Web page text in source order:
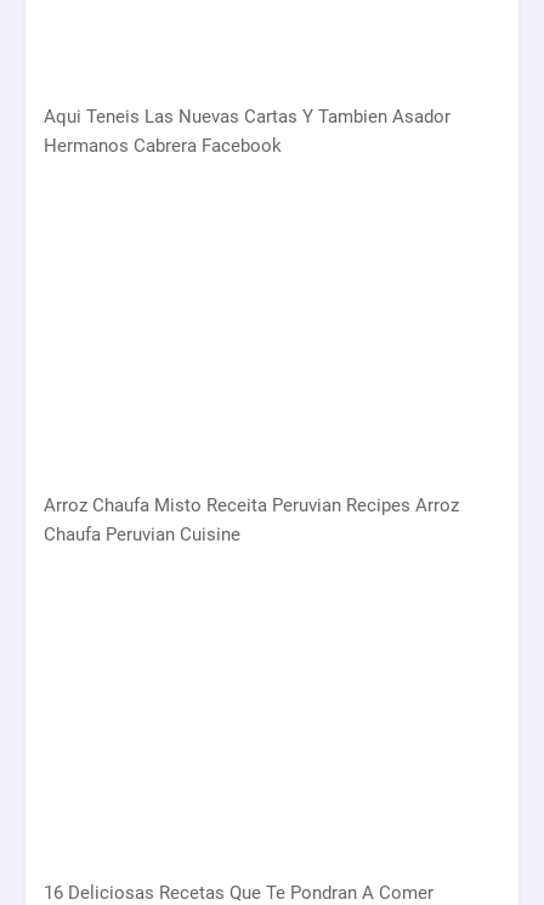
Aqui Teneis Las Nuevas Cartas Y Tambien Asador
Hermanos Cabrera Facebook
Arroz Chaufa Misto Receita Peruvian Recipes Arroz
Chaufa Peruvian Cuisine
16 Deliciosas Recetas Que Te Pondran A Comer